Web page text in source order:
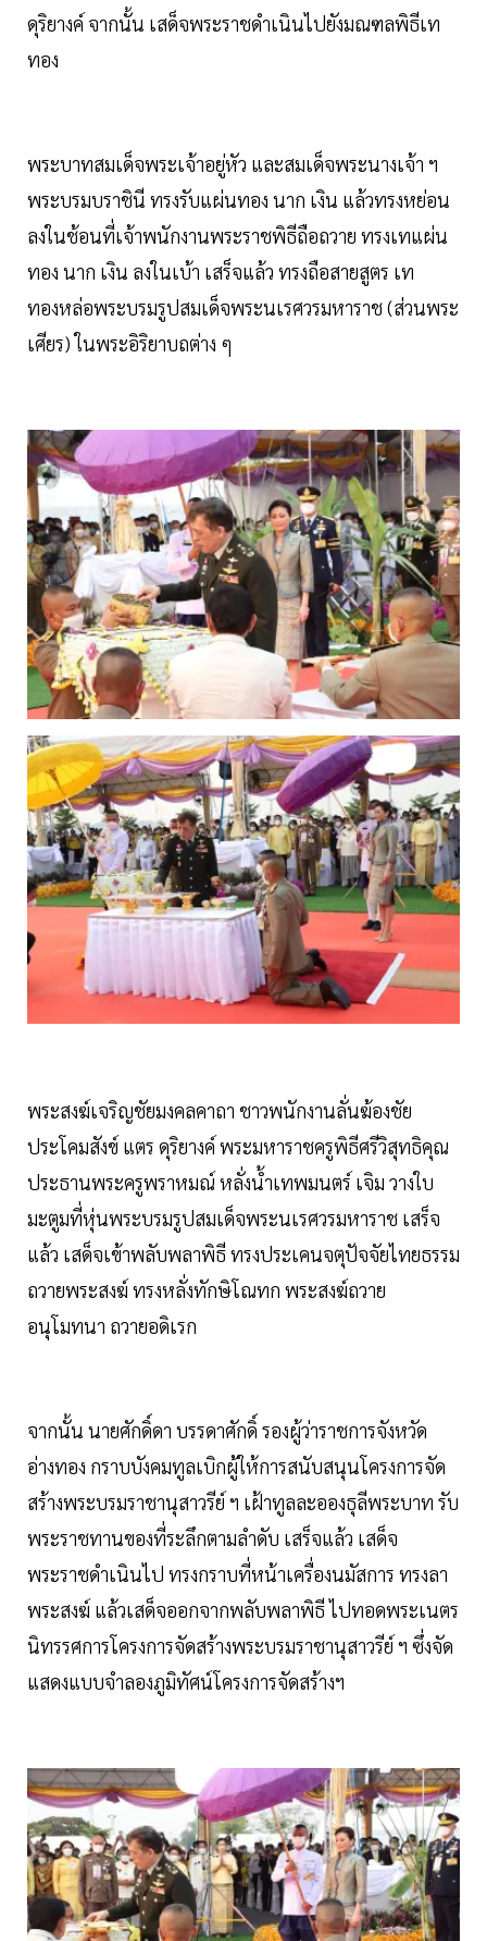
ดุริยางค์ จากนั้น เสด็จพระราชดำเนินไปยังมณฑลพิธีเท
ทอง
พระบาทสมเด็จพระเจ้าอยู่หัว และสมเด็จพระนางเจ้า ฯ
พระบรมบราชินี ทรงรับแผ่นทอง นาก เงิน แล้วทรงหย่อน
ลงในช้อนที่เจ้าพนักงานพระราชพิธีถือถวาย ทรงเทแผ่น
ทอง นาก เงิน ลงในเบ้า เสร็จแล้ว ทรงถือสายสูตร เท
ทองหล่อพระบรมรูปสมเด็จพระนเรศวรมหาราช (ส่วนพระ
เศียร) ในพระอิริยาบถต่าง ๆ
พระสงฆ์เจริญชัยมงคลคาถา ชาวพนักงานลั่นฆ้องชัย
ประโคมสังข์ แตร ดุริยางค์ พระมหาราชครูพิธีศรีวิสุทธิคุณ
ประธานพระครูพราหมณ์ หลั่งน้ำเทพมนตร์ เจิม วางใบ
มะตูมที่หุ่นพระบรมรูปสมเด็จพระนเรศวรมหาราช เสร็จ
แล้ว เสด็จเข้าพลับพลาพิธี ทรงประเคนจตุปัจจัยไทยธรรม
ถวายพระสงฆ์ ทรงหลั่งทักษิโณทก พระสงฆ์ถวาย
อนุโมทนา ถวายอดิเรก
จากนั้น นายศักดิ์ดา บรรดาศักดิ์ รองผู้ว่าราชการจังหวัด
อ่างทอง กราบบังคมทูลเบิกผู้ให้การสนับสนุนโครงการจัด
สร้างพระบรมราชานุสาวรีย์ ฯ เฝ้าทูลละอองธุลีพระบาท รับ
พระราชทานของที่ระลึกตามลำดับ เสร็จแล้ว เสด็จ
พระราชดำเนินไป ทรงกราบที่หน้าเครื่องนมัสการ ทรงลา
พระสงฆ์ แล้วเสด็จออกจากพลับพลาพิธี ไปทอดพระเนตร
นิทรรศการโครงการจัดสร้างพระบรมราชานุสาวรีย์ ฯ ซึ่งจัด
แสดงแบบจำลองภูมิทัศน์โครงการจัดสร้างฯ